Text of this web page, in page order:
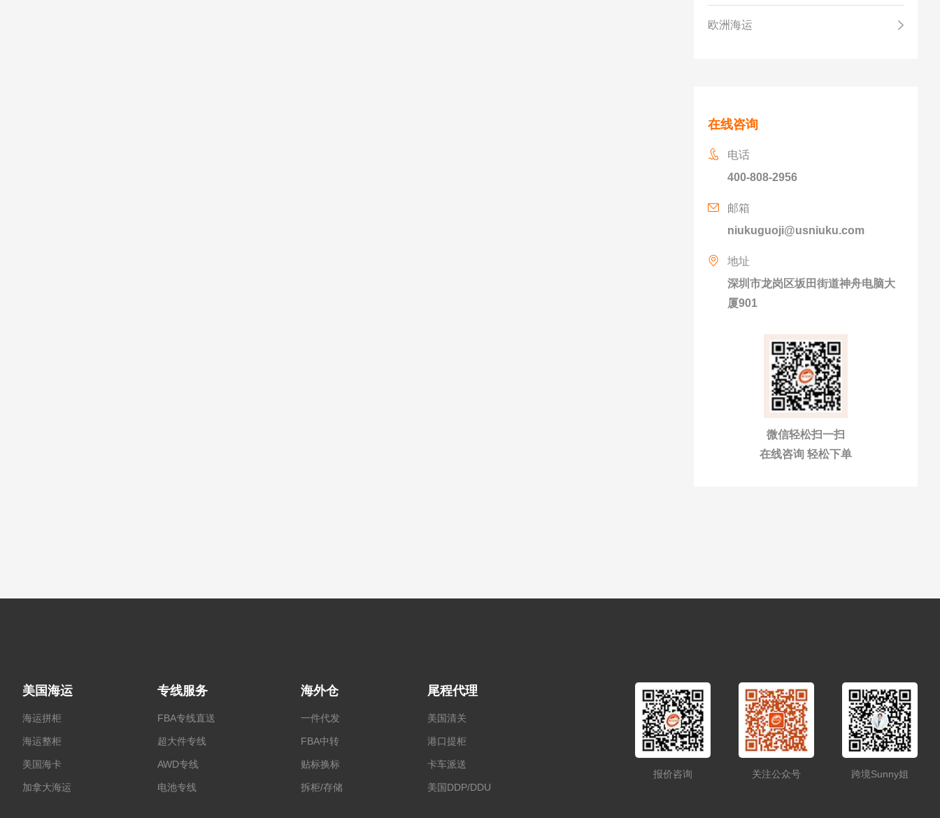
欧洲海运
在线咨询
电话
400-808-2956
邮箱
niukuguoji@usniuku.com
地址
深圳市龙岗区坂田街道神舟电脑大
厦901
微信轻松扫一扫
在线咨询 轻松下单
美国海运
海运拼柜
海运整柜
美国海卡
加拿大海运
专线服务
FBA专线直送
超大件专线
AWD专线
电池专线
海外仓
一件代发
FBA中转
贴标换标
拆柜/存储
尾程代理
美国清关
港口提柜
卡车派送
美国DDP/DDU
报价咨询 关注公众号 跨境Sunny姐